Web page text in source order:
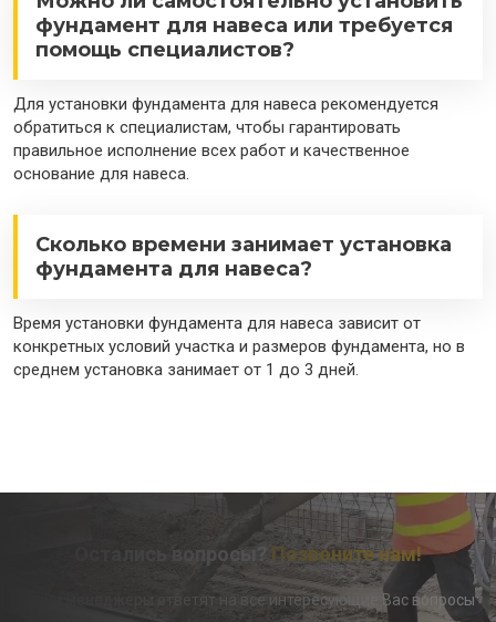
фундамент для навеса или требуется
помощь специалистов?
Для установки фундамента для навеса рекомендуется
обратиться к специалистам, чтобы гарантировать
правильное исполнение всех работ и качественное
основание для навеса.
Сколько времени занимает установка
фундамента для навеса?
Время установки фундамента для навеса зависит от
конкретных условий участка и размеров фундамента, но в
среднем установка занимает от 1 до 3 дней.
Остались вопросы? Позвоните нам!
Наши менеджеры ответят на все интересующие Вас вопросы